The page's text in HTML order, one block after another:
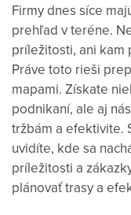
Firmy dnes síce
prehľad v teréne.
príležitosti, ani kam
Práve toto rieši
mapami. Získate
podnikaní, ale aj
tržbám a efektivite.
uvidíte, kde sa
príležitosti a
plánovať trasy a